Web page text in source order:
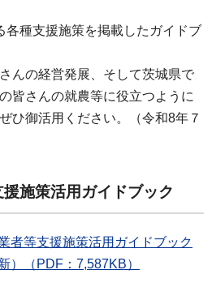
各種支援施策を掲載したガイドブ
んの経営発展、そして茨城県で
皆さんの就農等に役立つように
ひ御活用ください。（令和8年７
施策活用ガイドブック
者等支援施策活用ガイドブック
）（PDF：7,587KB）